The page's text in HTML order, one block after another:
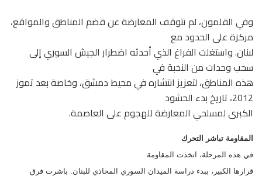
وفي القلمون، لم تتوقف المعارضة عن قضم المناطق والمواقع،
مركزة على الحدود مع
لبنان. واستغلت الفراغ الذي أحدثه اضطرار الجيش السوري إلى
سحب وحدات من النخبة في
هذه المناطق، لتعزيز انتشاره في محيط دمشق، وخاصة بعد تموز
2012، تاريخ بدء الحشود
الكبرى لمسلحي المعارضة للهجوم على العاصمة.
المقاومة تباشر التحرك
في هذه المرحلة، اتخذت المقاومة
قرارها الكبير، ببدء دراسة الميدان السوري المحاذي للبنان. باشرت فرق